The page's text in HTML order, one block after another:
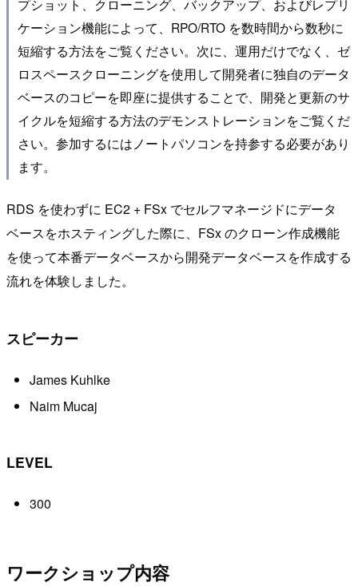
プショット、クローニング、バックアップ、およびレプリ
ケーション機能によって、RPO/RTO を数時間から数秒に
短縮する方法をご覧ください。次に、運用だけでなく、ゼ
ロスペースクローニングを使用して開発者に独自のデータ
ベースのコピーを即座に提供することで、開発と更新のサ
イクルを短縮する方法のデモンストレーションをご覧くだ
さい。参加するにはノートパソコンを持参する必要があり
ます。
RDS を使わずに EC2 + FSx でセルフマネージドにデータ
ベースをホスティングした際に、FSx のクローン作成機能
を使って本番データベースから開発データベースを作成する
流れを体験しました。
スピーカー
James Kuhlke
Naim Mucaj
LEVEL
300
ワークショップ内容